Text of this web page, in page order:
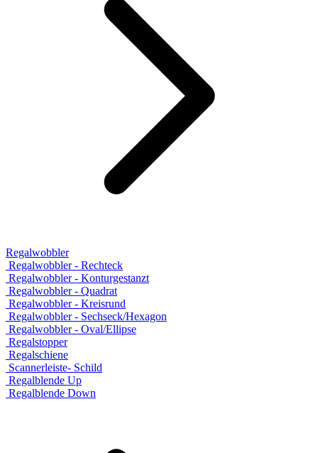
Regalwobbler
Regalwobbler - Rechteck
Regalwobbler - Konturgestanzt
Regalwobbler - Quadrat
Regalwobbler - Kreisrund
Regalwobbler - Sechseck/Hexagon
Regalwobbler - Oval/Ellipse
Regalstopper
Regalschiene
Scannerleiste- Schild
Regalblende Up
Regalblende Down